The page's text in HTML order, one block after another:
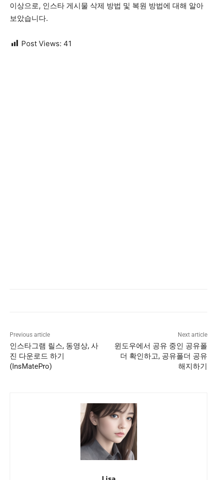
이상으로, 인스타 게시물 삭제 방법 및 복원 방법에 대해 알아
보았습니다.
Post Views: 41
Previous article
인스타그램 릴스, 동영상, 사
진 다운로드 하기
(InsMatePro)
Next article
윈도우에서 공유 중인 공유폴
더 확인하고, 공유폴더 공유
해지하기